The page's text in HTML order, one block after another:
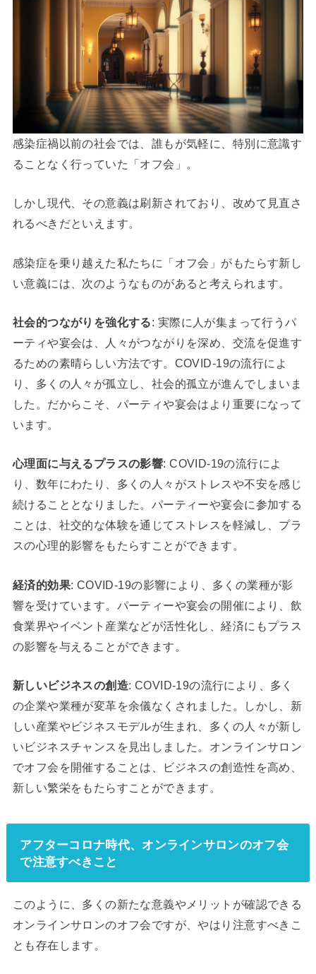
感染症禍以前の社会では、誰もが気軽に、特別に意識す
ることなく行っていた「オフ会」。
しかし現代、その意義は刷新されており、改めて見直さ
れるべきだといえます。
感染症を乗り越えた私たちに「オフ会」がもたらす新し
い意義には、次のようなものがあると考えられます。
社会的つながりを強化する: 実際に人が集まって行うパ
ーティや宴会は、人々がつながりを深め、交流を促進す
るための素晴らしい方法です。COVID-19の流行によ
り、多くの人々が孤立し、社会的孤立が進んでしまいま
した。だからこそ、パーティや宴会はより重要になって
います。
心理面に与えるプラスの影響: COVID-19の流行によ
り、数年にわたり、多くの人々がストレスや不安を感じ
続けることとなりました。パーティーや宴会に参加する
ことは、社交的な体験を通じてストレスを軽減し、プラ
スの心理的影響をもたらすことができます。
経済的効果: COVID-19の影響により、多くの業種が影
響を受けています。パーティーや宴会の開催により、飲
食業界やイベント産業などが活性化し、経済にもプラス
の影響を与えることができます。
新しいビジネスの創造: COVID-19の流行により、多く
の企業や業種が変革を余儀なくされました。しかし、新
しい産業やビジネスモデルが生まれ、多くの人々が新し
いビジネスチャンスを見出しました。オンラインサロン
でオフ会を開催することは、ビジネスの創造性を高め、
新しい繁栄をもたらすことができます。
アフターコロナ時代、オンラインサロンのオフ会
で注意すべきこと
このように、多くの新たな意義やメリットが確認できる
オンラインサロンのオフ会ですが、やはり注意すべきこ
とも存在します。